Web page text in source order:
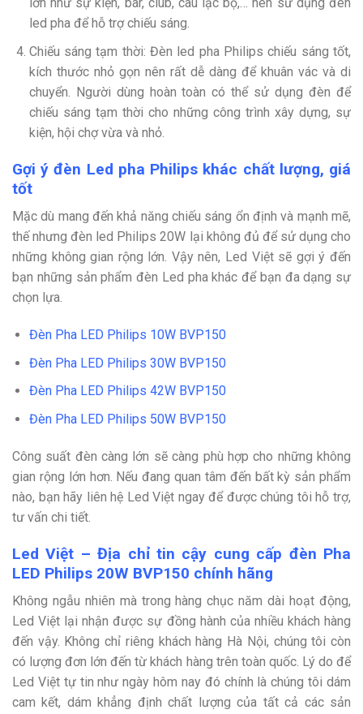
lớn như sự kiện, bar, club, câu lạc bộ,… nên sử dụng đèn
led pha để hỗ trợ chiếu sáng.
Chiếu sáng tạm thời: Đèn led pha Philips chiếu sáng tốt,
kích thước nhỏ gọn nên rất dễ dàng để khuân vác và di
chuyển. Người dùng hoàn toàn có thể sử dụng đèn để
chiếu sáng tạm thời cho những công trình xây dựng, sự
kiện, hội chợ vừa và nhỏ.
Gợi ý đèn Led pha Philips khác chất lượng, giá
tốt
Mặc dù mang đến khả năng chiếu sáng ổn định và mạnh mẽ,
thế nhưng đèn led Philips 20W lại không đủ để sử dụng cho
những không gian rộng lớn. Vậy nên, Led Việt sẽ gợi ý đến
bạn những sản phẩm đèn Led pha khác để bạn đa dạng sự
chọn lựa.
Đèn Pha LED Philips 10W BVP150
Đèn Pha LED Philips 30W BVP150
Đèn Pha LED Philips 42W BVP150
Đèn Pha LED Philips 50W BVP150
Công suất đèn càng lớn sẽ càng phù hợp cho những không
gian rộng lớn hơn. Nếu đang quan tâm đến bất kỳ sản phẩm
nào, bạn hãy liên hệ Led Việt ngay để được chúng tôi hỗ trợ,
tư vấn chi tiết.
Led Việt – Địa chỉ tin cậy cung cấp đèn Pha
LED Philips 20W BVP150 chính hãng
Không ngẫu nhiên mà trong hàng chục năm dài hoạt động,
Led Việt lại nhận được sự đồng hành của nhiều khách hàng
đến vậy. Không chỉ riêng khách hàng Hà Nội, chúng tôi còn
có lượng đơn lớn đến từ khách hàng trên toàn quốc. Lý do để
Led Việt tự tin như ngày hôm nay đó chính là chúng tôi dám
cam kết, dám khẳng định chất lượng của tất cả các sản